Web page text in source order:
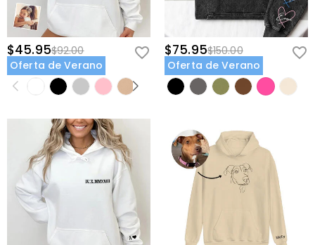
$45.95$92.00
Oferta de Verano
$75.95$150.00
Oferta de Verano